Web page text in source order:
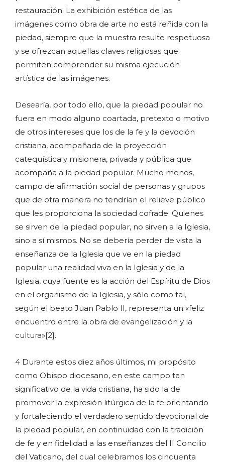
restauración. La exhibición estética de las
imágenes como obra de arte no está reñida con la
piedad, siempre que la muestra resulte respetuosa
y se ofrezcan aquellas claves religiosas que
permiten comprender su misma ejecución
artística de las imágenes.
Desearía, por todo ello, que la piedad popular no
fuera en modo alguno coartada, pretexto o motivo
de otros intereses que los de la fe y la devoción
cristiana, acompañada de la proyección
catequística y misionera, privada y pública que
acompaña a la piedad popular. Mucho menos,
campo de afirmación social de personas y grupos
que de otra manera no tendrían el relieve público
que les proporciona la sociedad cofrade. Quienes
se sirven de la piedad popular, no sirven a la Iglesia,
sino a sí mismos. No se debería perder de vista la
enseñanza de la Iglesia que ve en la piedad
popular una realidad viva en la Iglesia y de la
Iglesia, cuya fuente es la acción del Espíritu de Dios
en el organismo de la Iglesia, y sólo como tal,
según el beato Juan Pablo II, representa un «feliz
encuentro entre la obra de evangelización y la
cultura»[2].
4 Durante estos diez años últimos, mi propósito
como Obispo diocesano, en este campo tan
significativo de la vida cristiana, ha sido la de
promover la expresión litúrgica de la fe orientando
y fortaleciendo el verdadero sentido devocional de
la piedad popular, en continuidad con la tradición
de fe y en fidelidad a las enseñanzas del II Concilio
del Vaticano, del cual celebramos los cincuenta